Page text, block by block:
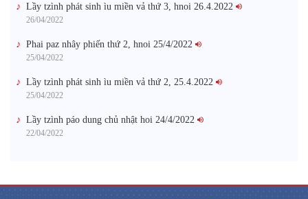
Lầy tzình phát sinh ìu miền vả thứ 3, hnoi 26.4.2022
26/04/2022
Phai paz nhây phiến thứ 2, hnoi 25/4/2022
25/04/2022
Lầy tzình phát sinh ìu miền vả thứ 2, 25.4.2022
25/04/2022
Lầy tzình páo dung chủ nhật hoi 24/4/2022
22/04/2022